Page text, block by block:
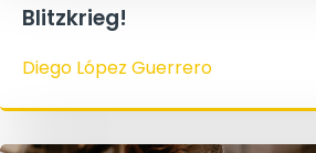
Blitzkrieg!
Diego López Guerrero